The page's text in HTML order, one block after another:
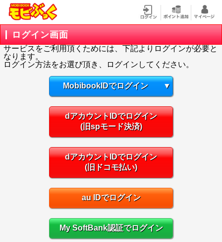
ログイン画面
サービスをご利用頂くためには、下記よりログインが必要と
なります。
ログイン方法をお選び頂き、ログインしてください。
MobibookIDでログイン ▼
dアカウントIDでログイン
(旧spモード決済)
dアカウントIDでログイン
(旧ドコモ払い)
au IDでログイン
My SoftBank認証でログイン